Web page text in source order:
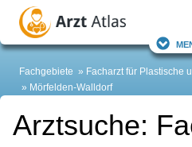
Fachgebiete
Facharzt für Plastische
Mörfelden-Walldorf
Arztsuche: